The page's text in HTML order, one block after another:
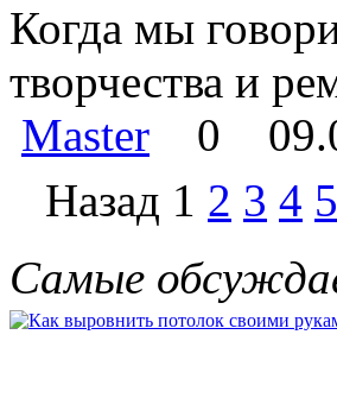
Когда мы
творчества и
Master
0
Назад 1 2 3 4 5
Самые